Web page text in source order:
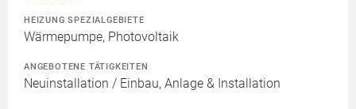
HEIZUNG SPEZIALGEBIETE
Wärmepumpe, Photovoltaik
ANGEBOTENE TÄTIGKEITEN
Neuinstallation / Einbau, Anlage & Installation